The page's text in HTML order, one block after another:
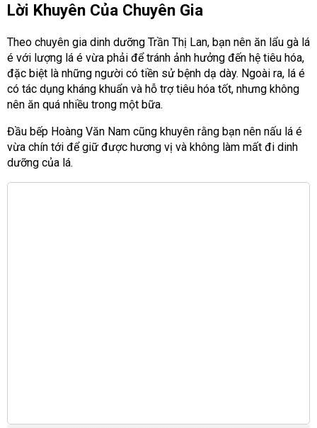
Lời Khuyên Của Chuyên Gia
Theo chuyên gia dinh dưỡng Trần Thị Lan, bạn nên ăn lẩu gà lá
é với lượng lá é vừa phải để tránh ảnh hưởng đến hệ tiêu hóa,
đặc biệt là những người có tiền sử bệnh dạ dày. Ngoài ra, lá é
có tác dụng kháng khuẩn và hỗ trợ tiêu hóa tốt, nhưng không
nên ăn quá nhiều trong một bữa.
Đầu bếp Hoàng Văn Nam cũng khuyên rằng bạn nên nấu lá é
vừa chín tới để giữ được hương vị và không làm mất đi dinh
dưỡng của lá.